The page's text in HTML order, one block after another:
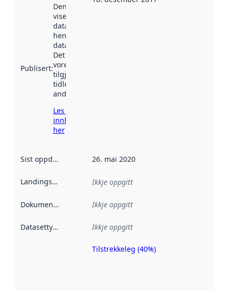
Publisert:
Denne datoen
viser når
datasettet vart
henta inn av
data.norge.no.
Det kan ha
vore
tilgjengeleg
tidlegare
andre stader.
Les meir om
innhenting
her
Sist oppdatert 26. mai 2020
Landingsside Ikkje oppgitt
Dokumentasjon Ikkje oppgitt
Datasettype Ikkje oppgitt
Metadatakvalitet
Tilstrekkeleg (40%)